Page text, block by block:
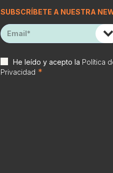
SUBSCRÍBETE A NUESTRA
He leído y acepto la Política
Privacidad *